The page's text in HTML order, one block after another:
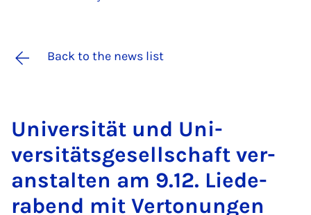
Back to the news list
Uni­versität und Uni­
versitäts­gesell­schaft ver­
an­stal­ten am 9.12. Liede­
rabend mit Ver­tonun­gen